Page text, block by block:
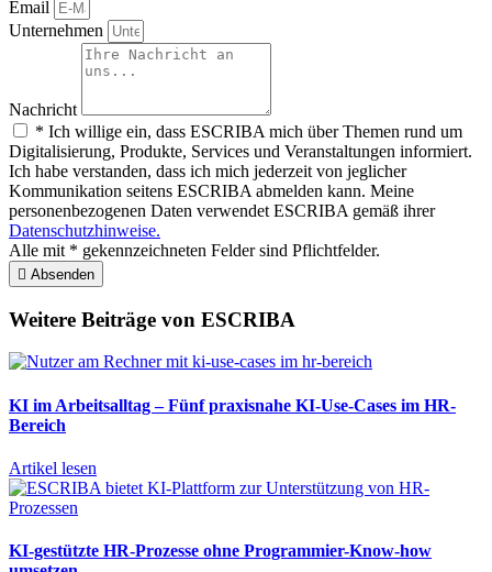
Email
Unternehmen
Nachricht
* Ich willige ein, dass ESCRIBA mich über Themen rund um
Digitalisierung, Produkte, Services und Veranstaltungen informiert.
Ich habe verstanden, dass ich mich jederzeit von jeglicher
Kommunikation seitens ESCRIBA abmelden kann. Meine
personenbezogenen Daten verwendet ESCRIBA gemäß ihrer
Datenschutzhinweise.
Alle mit * gekennzeichneten Felder sind Pflichtfelder.
Absenden
Weitere Beiträge von ESCRIBA
KI im Arbeitsalltag – Fünf praxisnahe KI-Use-Cases im HR-
Bereich
Artikel lesen
KI-gestützte HR-Prozesse ohne Programmier-Know-how